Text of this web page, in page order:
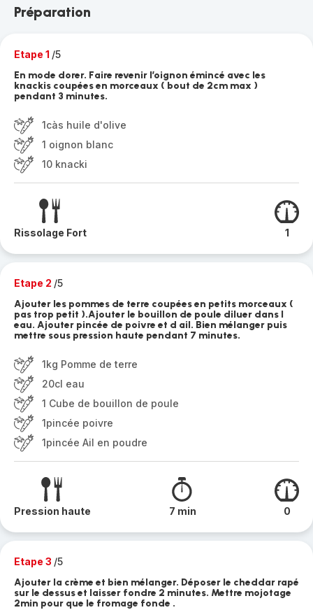
Préparation
Etape 1 /5
En mode dorer. Faire revenir l’oignon émincé avec les
knackis coupées en morceaux ( bout de 2cm max )
pendant 3 minutes.
1càs huile d'olive
1 oignon blanc
10 knacki
Rissolage Fort 1
Etape 2 /5
Ajouter les pommes de terre coupées en petits morceaux (
pas trop petit ).Ajouter le bouillon de poule diluer dans l
eau. Ajouter pincée de poivre et d ail. Bien mélanger puis
mettre sous pression haute pendant 7 minutes.
1kg Pomme de terre
20cl eau
1 Cube de bouillon de poule
1pincée poivre
1pincée Ail en poudre
Pression haute 7 min 0
Etape 3 /5
Ajouter la crème et bien mélanger. Déposer le cheddar rapé
sur le dessus et laisser fondre 2 minutes. Mettre mojotage
2min pour que le fromage fonde .